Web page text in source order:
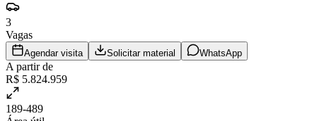
3
Vagas
Agendar visita Solicitar material WhatsApp
A partir de
R$ 5.824.959
189-489